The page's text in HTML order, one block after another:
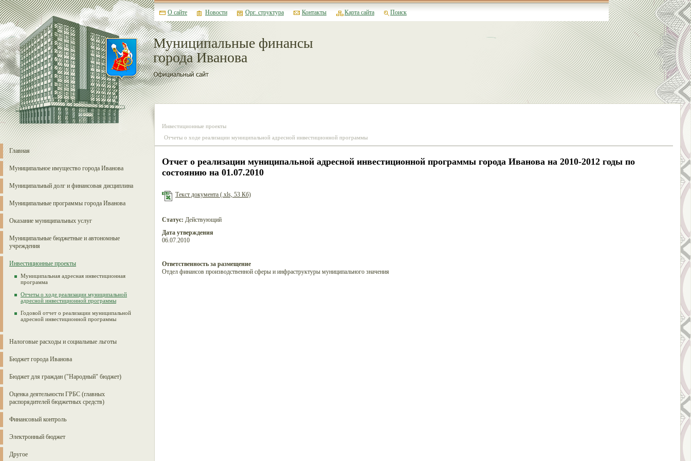
Муниципальные финансы
города Иванова
О сайте Новости Орг. структура Контакты Карта сайта Поиск
Главная
Муниципальное имущество города Иванова
Муниципальный долг и финансовая дисциплина
Муниципальные программы города Иванова
Оказание муниципальных услуг
Муниципальные бюджетные и автономные
учреждения
Инвестиционные проекты
Муниципальная адресная инвестиционная
программа
Отчеты о ходе реализации муниципальной
адресной инвестиционной программы
Годовой отчет о реализации муниципальной
адресной инвестиционной программы
Налоговые расходы и социальные льготы
Бюджет города Иванова
Бюджет для граждан ("Народный" бюджет)
Оценка деятельности ГРБС (главных
распорядителей бюджетных средств)
Финансовый контроль
Электронный бюджет
Другое
Инвестиционные проекты
Отчеты о ходе реализации муниципальной адресной инвестиционной программы
Отчет о реализации муниципальной адресной инвестиционной программы города Иванова на 2010-2012 годы по
состоянию на 01.07.2010
Текст документа (.xls, 53 Кб)
Статус: Действующий
Дата утверждения
06.07.2010
Ответственность за размещение
Отдел финансов производственной сферы и инфраструктуры муниципального значения